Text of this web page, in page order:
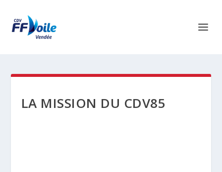
LA MISSION DU CDV85